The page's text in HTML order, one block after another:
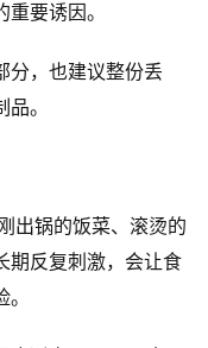
要诱因。
分，也建议整份丢
。
出锅的饭菜、滚烫的
期反复刺激，会让食